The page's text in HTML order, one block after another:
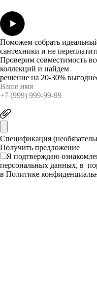
Поможем собрать
сантехники и не
Проверим совместимость
коллекций и найдем
решение на 20-30%
Спецификация
Я подтверждаю
персональных данных, в
в Политике